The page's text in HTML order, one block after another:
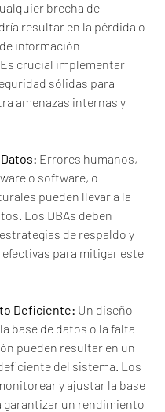
brecha de
resultar en la pérdida o
información
crucial implementar
sólidas para
amenazas internas y
Errores humanos,
o software, o
pueden llevar a la
Los DBAs deben
de respaldo y
para mitigar este
Deficiente: Un diseño
base de datos o la falta
pueden resultar en un
del sistema. Los
y ajustar la base
garantizar un rendimiento